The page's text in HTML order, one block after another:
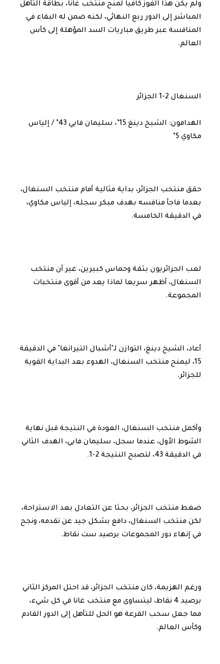
ولم يكن هذا الفوز كافيا لمنح منتخب غانا، بطاقة التأهل
المباشر إلى الدور ربع النهائي، لكنه ضمن له البقاء في
المنافسة عبر طريق مباريات السد المؤهلة إلى كأس
العالم.
السنغال 2-1 الجزائر
الهدافون: الشيخ دينغ 15’، سليمان فايي 43’ / إلياس
مكاوي 5’
حقق منتخب الجزائر، بداية مثالية أمام منتخب السنغال،
بعدما فاجأ منافسه بهدف مبكر سجله، إلياس مكاوي،
في الدقيقة الخامسة.
لعب الجزائريون بثقة وحماس كبيرين، غير أن منتخب
السنغال، أظهر سريعا لماذا يعد من أقوى منتخبات
المجموعة.
أعاد، الشيخ دينغ، التوازن لـ"أشبال التيرانغا" في الدقيقة
15، ليمنح منتخب السنغال، الهدوء بعد البداية القوية
للجزائر.
وأكمل منتخب السنغال، العودة في النتيجة قبل نهاية
الشوط الأول، عندما سجل، سليمان فايي، الهدف الثاني
في الدقيقة 43، لتصبح النتيجة 2-1.
ضغط منتخب الجزائر، بحثا عن التعادل بعد الاستراحة،
لكن منتخب السنغال، دافع بشكل جيد عن تقدمه، ونجح
في إنهاء دور المجموعات برصيد ست نقاط.
ورغم الهزيمة، كان منتخب الجزائر، قد احتل المركز الثاني
برصيد 4 نقاط، ليتساوى مع منتخب غانا في كل شيء،
مما جعل سحب القرعة هو الحل للتأهل إلى الدور القادم
وكأس العالم.